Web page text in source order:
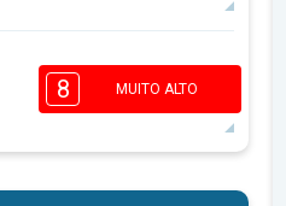
29°
5
16:00
31°máx
8 MUITO ALTO
5